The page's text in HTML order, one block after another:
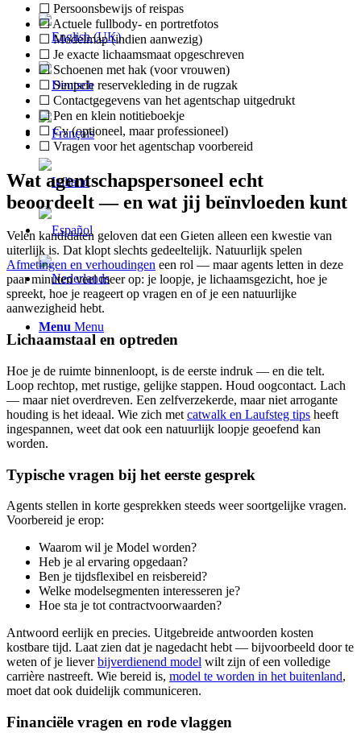
Menu Menu
☐ Persoonsbewijs of reispas
☐ Actuele fullbody- en portretfotos
☐ Modelmap (indien aanwezig)
☐ Je exacte lichaamsmaat opgeschreven
☐ Schoenen met hak (voor vrouwen)
☐ Simpele reservekleding in de rugzak
☐ Contactgegevens van het agentschap uitgedrukt
☐ Pen en klein notitieboekje
☐ Cv (optioneel, maar professioneel)
☐ Vragen voor het agentschap voorbereid
Wat agentschapspersoneel echt
beoordeelt — en wat jij beïnvloeden kunt
Velen kandidaten geloven dat een Gieten alleen een kwestie van
uiterlijk is. Dat klopt slechts gedeeltelijk. Natuurlijk spelen
Afmetingen en verhoudingen een rol — maar agents letten in deze
paar minuten veel meer op: je loopje, je lichaamsgezicht, hoe je
spreekt, hoe je reageert op vragen en of je een natuurlijke
aanwezigheid hebt.
Lichaamstaal en optreden
Hoe je de ruimte binnenloopt, is de eerste indruk — en die telt.
Loop rechtop, met rustige, gelijke stappen. Houd oogcontact. Lach
— maar niet overdreven. Een zelfverzekerde, maar niet arrogante
houding is het ideaal. Wie zich met catwalk en Laufsteg tips heeft
ingespannen, weet dat ook een natuurlijk loopje geoefend kan
worden.
Typische vragen bij het eerste gesprek
Agents stellen in korte gesprekken steeds weer soortgelijke vragen.
Voorbereid je erop:
Waarom wil je Model worden?
Heb je al ervaring opgedaan?
Ben je tijdsflexibel en reisbereid?
Welke modelsegmenten interesseren je?
Hoe sta je tot contractvoorwaarden?
Antwoord eerlijk en precies. Uitgebreide antwoorden kosten
kostbare tijd. Laat zien dat je nagedacht hebt — bijvoorbeeld door te
weten of je lieverbijverdienend model wilt zijn of een volledige
carrière nastreeft. Wie bereid is, model te worden in het buitenland,
moet dat ook duidelijk communiceren.
Financiële vragen en rode vlaggen